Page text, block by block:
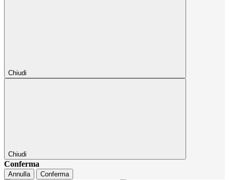
Chiudi
Chiudi
Conferma
Annulla Conferma